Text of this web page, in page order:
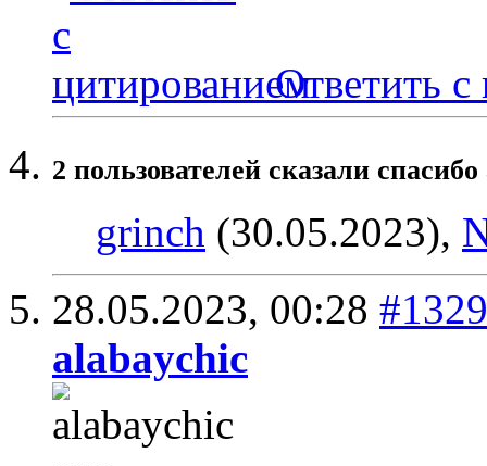
Ответить с
2 пользователей сказали
grinch (30.05.2023),
28.05.2023, 00:28
alabaychic